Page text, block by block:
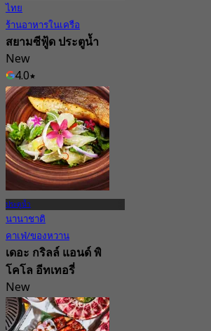
ไทย
ร้านอาหารในเครือ
สยามซีฟู้ด ประตูน้ำ
New
4.0
จาก฿ 685
ประตูน้ำ
นานาชาติ
คาเฟ่/ของหวาน
เดอะ กริลล์ แอนด์ พิ
โคโล อีทเทอรี่
New
5.0
จาก฿ 425